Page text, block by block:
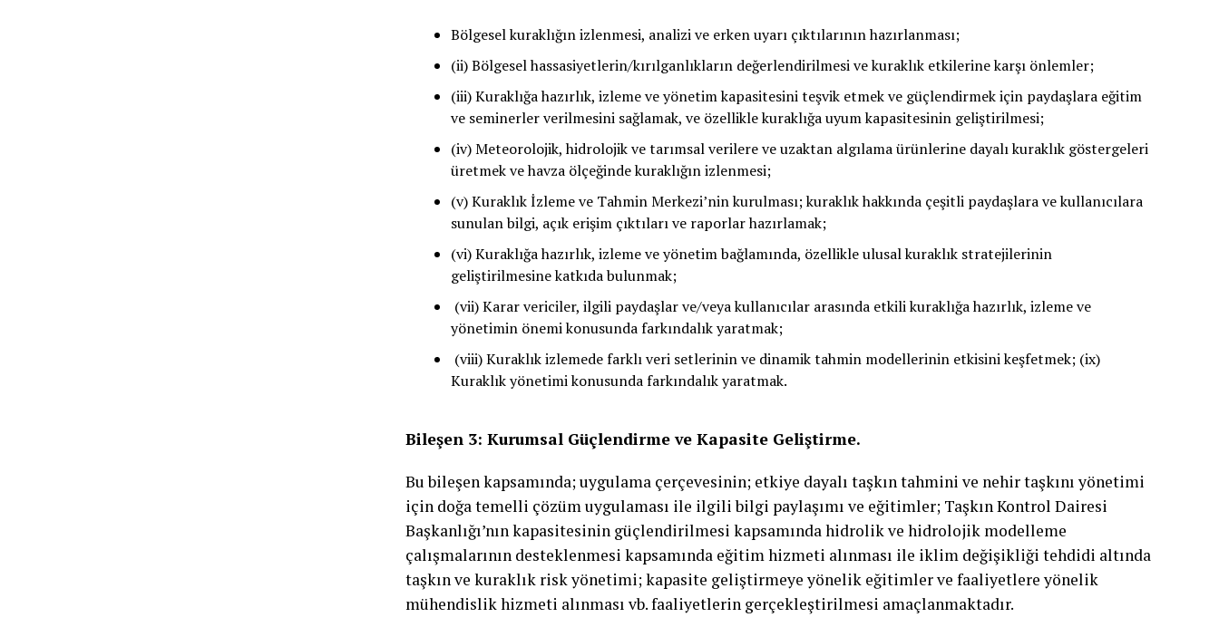
Bölgesel kuraklığın izlenmesi, analizi ve erken uyarı çıktılarının hazırlanması;
(ii) Bölgesel hassasiyetlerin/kırılganlıkların değerlendirilmesi ve kuraklık etkilerine karşı önlemler;
(iii) Kuraklığa hazırlık, izleme ve yönetim kapasitesini teşvik etmek ve güçlendirmek için paydaşlara eğitim
ve seminerler verilmesini sağlamak, ve özellikle kuraklığa uyum kapasitesinin geliştirilmesi;
(iv) Meteorolojik, hidrolojik ve tarımsal verilere ve uzaktan algılama ürünlerine dayalı kuraklık göstergeleri
üretmek ve havza ölçeğinde kuraklığın izlenmesi;
(v) Kuraklık İzleme ve Tahmin Merkezi’nin kurulması; kuraklık hakkında çeşitli paydaşlara ve kullanıcılara
sunulan bilgi, açık erişim çıktıları ve raporlar hazırlamak;
(vi) Kuraklığa hazırlık, izleme ve yönetim bağlamında, özellikle ulusal kuraklık stratejilerinin
geliştirilmesine katkıda bulunmak;
(vii) Karar vericiler, ilgili paydaşlar ve/veya kullanıcılar arasında etkili kuraklığa hazırlık, izleme ve
yönetimin önemi konusunda farkındalık yaratmak;
(viii) Kuraklık izlemede farklı veri setlerinin ve dinamik tahmin modellerinin etkisini keşfetmek; (ix)
Kuraklık yönetimi konusunda farkındalık yaratmak.
Bileşen 3: Kurumsal Güçlendirme ve Kapasite Geliştirme.
Bu bileşen kapsamında; uygulama çerçevesinin; etkiye dayalı taşkın tahmini ve nehir taşkını yönetimi
için doğa temelli çözüm uygulaması ile ilgili bilgi paylaşımı ve eğitimler; Taşkın Kontrol Dairesi
Başkanlığı’nın kapasitesinin güçlendirilmesi kapsamında hidrolik ve hidrolojik modelleme
çalışmalarının desteklenmesi kapsamında eğitim hizmeti alınması ile iklim değişikliği tehdidi altında
taşkın ve kuraklık risk yönetimi; kapasite geliştirmeye yönelik eğitimler ve faaliyetlere yönelik
mühendislik hizmeti alınması vb. faaliyetlerin gerçekleştirilmesi amaçlanmaktadır.